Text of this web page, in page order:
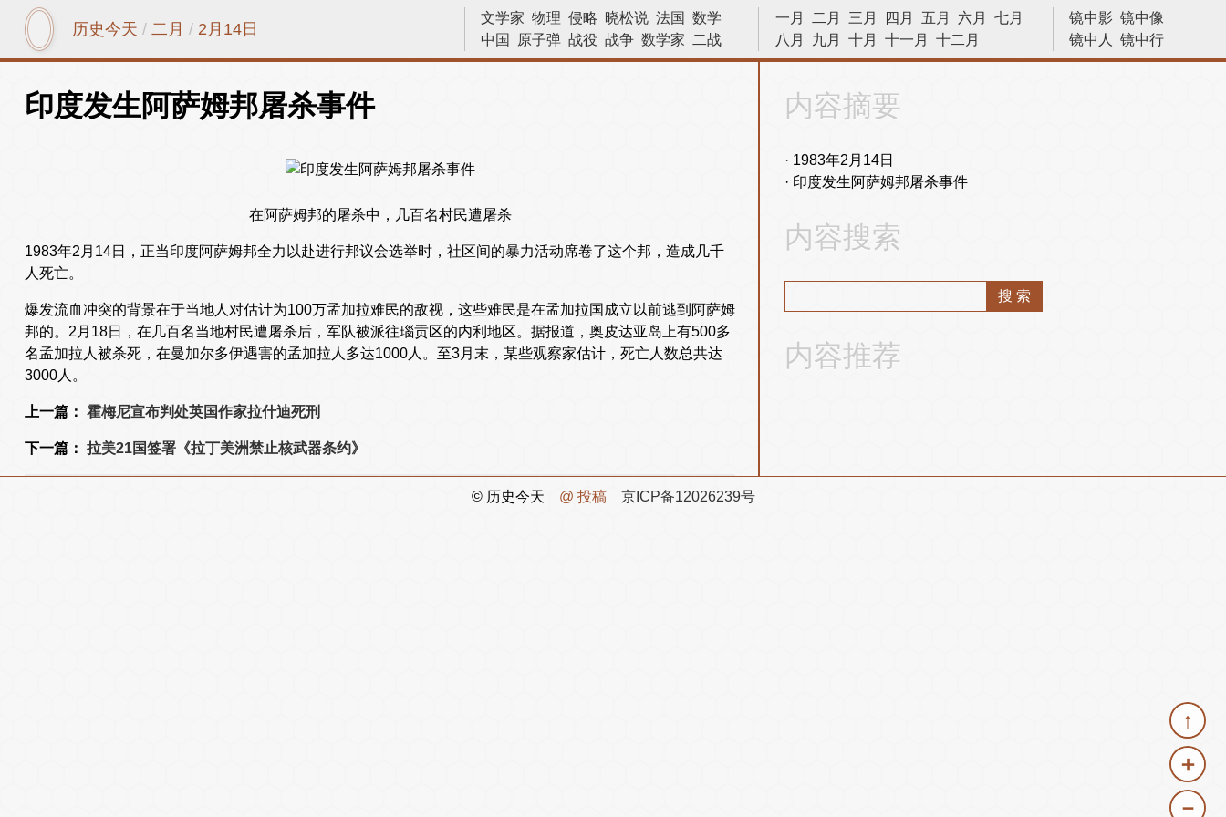
历史今天 / 二月 / 2月14日
镜中影 镜中像
镜中人
镜中行
历史今天
一月 二月 三月 四月 五月 六月
七月
八月
九月 十月 十一月 十二月
文学家 物理 侵略 晓松说 法国
数学
中国
原子弹 战役 战争 数学家
二战
诗人 建筑 革命 物理学 小说家 艺术
印度发生阿萨姆邦屠杀事件
在阿萨姆邦的屠杀中，几百名村民遭屠杀
1983年2月14日，正当印度阿萨姆邦全力以赴进行邦议会选举时，社区间的暴力活动席卷了这个邦，造成几千
人死亡。
爆发流血冲突的背景在于当地人对估计为100万孟加拉难民的敌视，这些难民是在孟加拉国成立以前逃到阿萨姆
邦的。2月18日，在几百名当地村民遭屠杀后，军队被派往瑙贡区的内利地区。据报道，奥皮达亚岛上有500多
名孟加拉人被杀死，在曼加尔多伊遇害的孟加拉人多达1000人。至3月末，某些观察家估计，死亡人数总共达
3000人。
上一篇： 霍梅尼宣布判处英国作家拉什迪死刑
下一篇： 拉美21国签署《拉丁美洲禁止核武器条约》
内容摘要
1983年2月14日
印度发生阿萨姆邦屠杀事件
内容搜索
内容推荐
↑
＋
－
© 历史今天 @ 投稿 京ICP备12026239号